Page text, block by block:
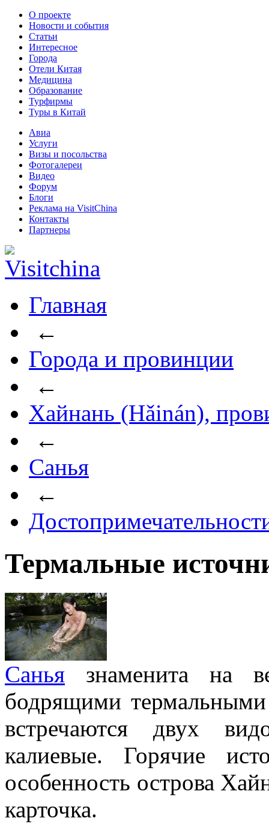
О проекте
Новости и события
Статьи
Интересное
Города
Отели Китая
Медицина
Образование
Турфирмы
Туры в Китай
Авиа
Услуги
Визы и посольства
Фотогалереи
Видео
Форум
Блоги
Реклама на VisitChina
Контакты
Партнеры
Главная
←
Города и провинции
←
Хайнань (Hǎinán),
←
Санья
←
Термальные
Санья знаменита на
бодрящими
встречаются двух
калиевые. Горячие
особенность острова
карточка.